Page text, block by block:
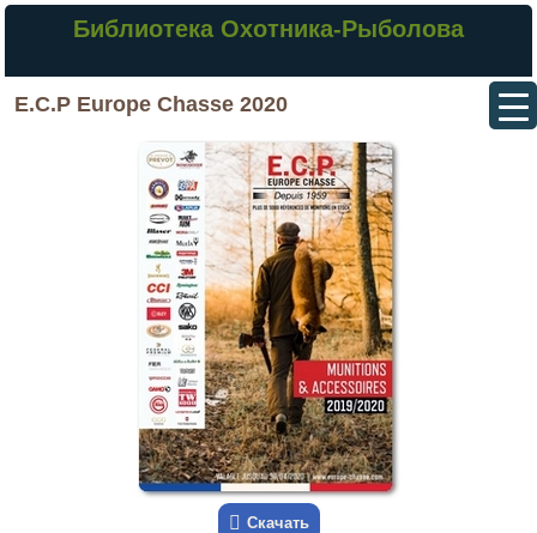
Библиотека Охотника-Рыболова
E.C.P Europe Chasse 2020
Скачать